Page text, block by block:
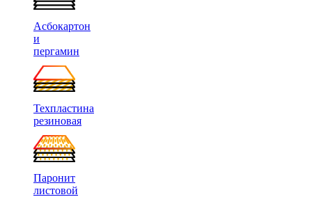
Асбокартон
и
пергамин
Техпластина
резиновая
Паронит
листовой